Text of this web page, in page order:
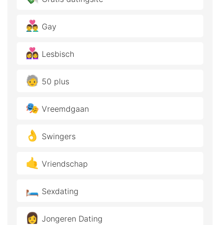
👨‍❤️‍👨 Gay
👩‍❤️‍👩 Lesbisch
🧓 50 plus
🎭 Vreemdgaan
👌 Swingers
🤙 Vriendschap
🛏️ Sexdating
👩 Jongeren Dating